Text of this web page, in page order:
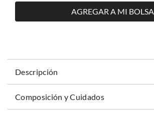
AGREGAR A MI BOLSA
Descripción
Composición y Cuidados